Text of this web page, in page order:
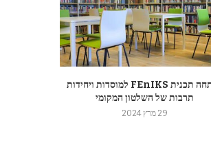
נפתחה תכנית FEnIKS למוסדות ויחידות
תרבות של השלטון המקומי
29 מרץ 2024